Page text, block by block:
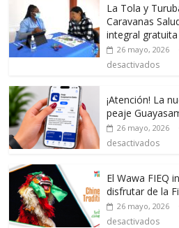
La Tola y
Caravanas
integral gratuita
26 mayo, 2026
desactivados
¡Atención! La
peaje
26 mayo, 2026
desactivados
El Wawa FIEQ
disfrutar de la
26 mayo, 2026
desactivados